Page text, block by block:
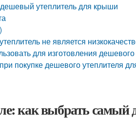
утеплитель для крыши
не является
для изготовления
покупке дешевого утеплителя
как выбрать